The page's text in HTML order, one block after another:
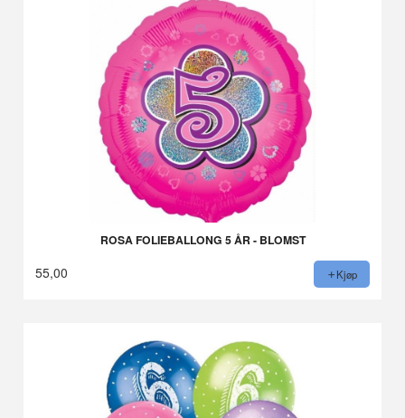
ROSA FOLIEBALLONG 5 ÅR - BLOMST
55,00 Kjøp